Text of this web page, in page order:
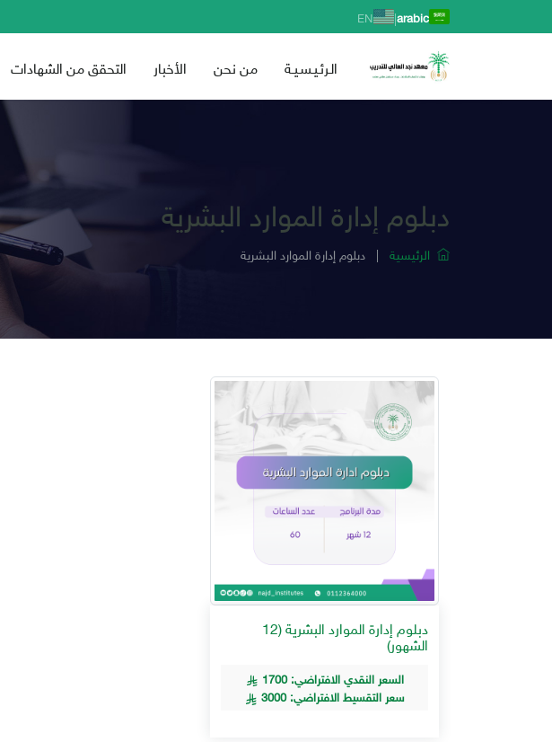
arabic
|
EN
الـرئـيـسـيـة من نحن الأخبار التحقق من الشهادات
دبلوم إدارة الموارد البشرية
الرئيسية | دبلوم إدارة الموارد البشرية
دبلوم إدارة الموارد البشرية (12
الشهور)
السعر النقدي الافتراضي: 1700
سعر التقسيط الافتراضي: 3000